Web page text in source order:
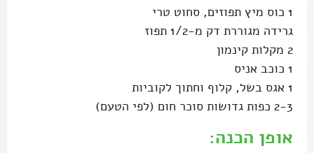
1 כוס מיץ תפוזים, סחוט טרי
גרידה מגוררת דק מ-1/2 תפוז
2 מקלות קינמון
1 כוכב אניס
1 אגס בשל, קלוף וחתוך לקוביות
2-3 כפות גדושות סוכר חום (לפי הטעם)
אופן הכנה: